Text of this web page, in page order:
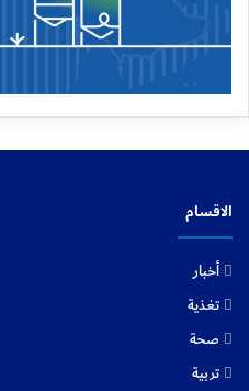
الاقسام
أخبار
تغذية
صحة
تربية